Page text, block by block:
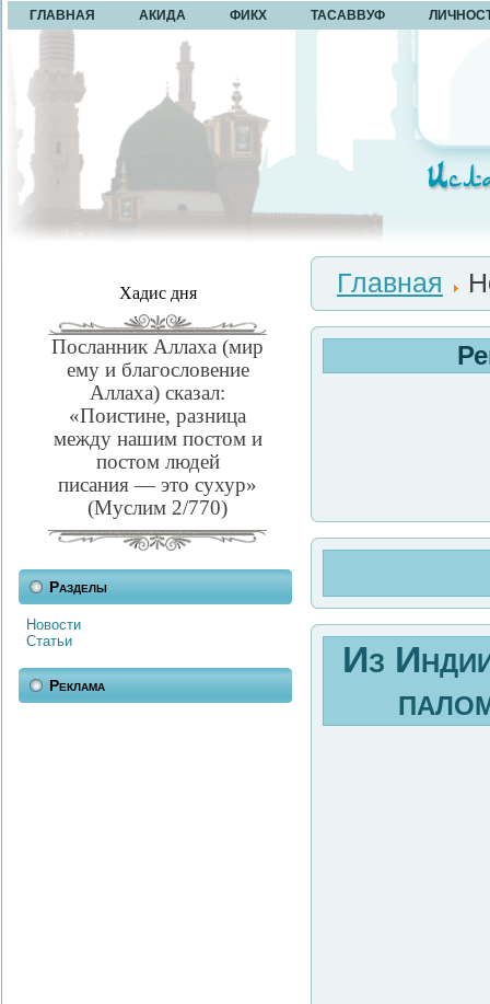
ГЛАВНАЯ АКИДА ФИКХ ТАСАВВУФ
Хадис дня
Посланник Аллаха (мир
ему и благословение
Аллаха) сказал:
«Поистине, разница
между нашим постом и
постом людей
писания — это сухур»
(Муслим 2/770)
Разделы
Новости
Статьи
Реклама
Главная
Из